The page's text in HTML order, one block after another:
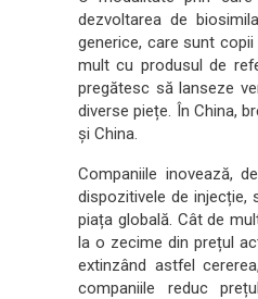
dezvoltarea de
generice, care sunt
mult cu produsul de
pregătesc să lanseze
diverse piețe. În China,
și China.
Companiile inovează,
dispozitivele de injecție,
piața globală. Cât de
la o zecime din prețul
extinzând astfel
companiile reduc